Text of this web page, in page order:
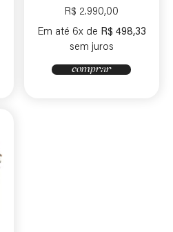
R$ 2.990,00
Em até 6x de R$ 498,33
sem juros
comprar